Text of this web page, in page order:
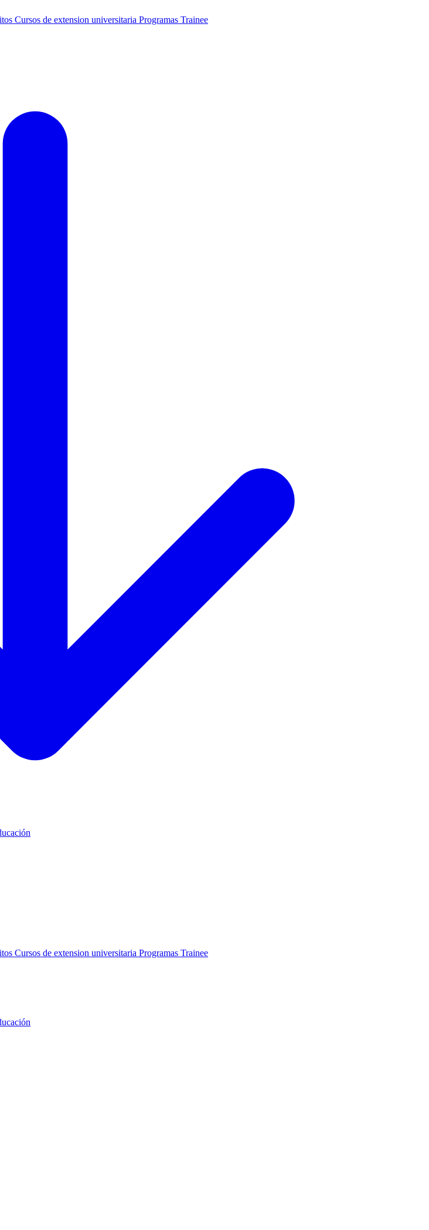
Cursos de extension universitaria Programas Trainee
Cursos de extension universitaria Programas Trainee